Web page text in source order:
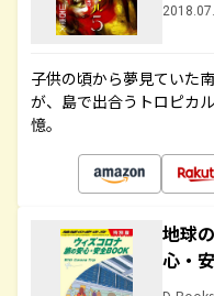
子供の頃から夢見ていた
が、島で出合うトロピカ
憶。
地球
心・